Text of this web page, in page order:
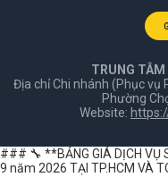
TRUNG TÂM
Địa chỉ Chi nhánh (Phục vụ
Phường
Website:
### 🔧 **BẢNG GIÁ DỊCH VỤ
9 năm 2026 TẠI TP.HCM VÀ